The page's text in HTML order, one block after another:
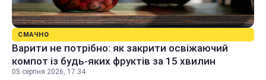
СМАЧНО
Варити не потрібно: як закрити освіжаючий
компот із будь-яких фруктів за 15 хвилин
05 серпня 2026, 17:34